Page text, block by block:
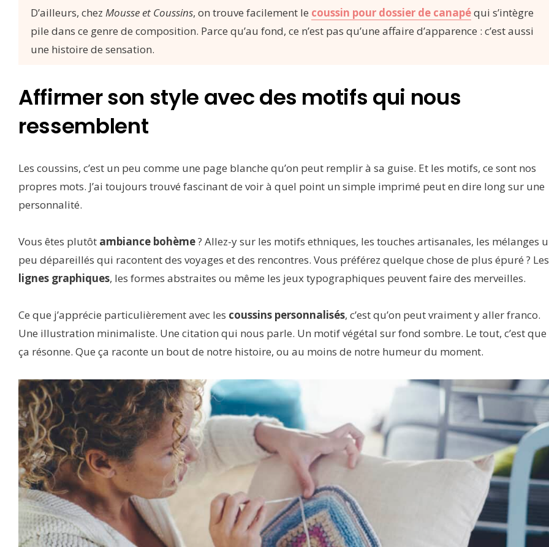
D’ailleurs, chez Mousse et Coussins, on trouve facilement le coussin pour dossier de canapéqui s’intègre
pile dans ce genre de composition. Parce qu’au fond, ce n’est pas qu’une affaire d’apparence : c’est aussi
une histoire de sensation.
Affirmer son style avec des motifs qui nous
ressemblent
Les coussins, c’est un peu comme une page blanche qu’on peut remplir à sa guise. Et les motifs, ce sont nos
propres mots. J’ai toujours trouvé fascinant de voir à quel point un simple imprimé peut en dire long sur une
personnalité.
Vous êtes plutôt ambiance bohème? Allez-y sur les motifs ethniques, les touches artisanales, les mélanges
peu dépareillés qui racontent des voyages et des rencontres. Vous préférez quelque chose de plus épuré ? Les
lignes graphiques, les formes abstraites ou même les jeux typographiques peuvent faire des merveilles.
Ce que j’apprécie particulièrement avec les coussins personnalisés, c’est qu’on peut vraiment y aller franco.
Une illustration minimaliste. Une citation qui nous parle. Un motif végétal sur fond sombre. Le tout, c’est que
ça résonne. Que ça raconte un bout de notre histoire, ou au moins de notre humeur du moment.